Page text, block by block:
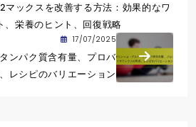
マックスを改善する方法：効果的なワ
、栄養のヒント、回復戦略
17/07/2025
ンパク質含有量、プロバ
レシピのバリエーション